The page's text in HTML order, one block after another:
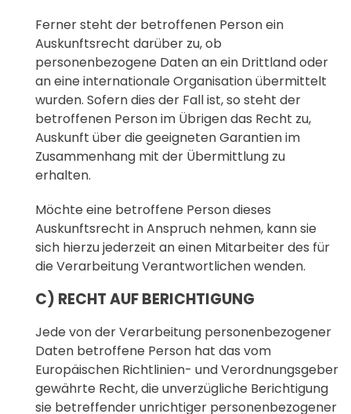
Ferner steht der betroffenen Person ein
Auskunftsrecht darüber zu, ob
personenbezogene Daten an ein Drittland oder
an eine internationale Organisation übermittelt
wurden. Sofern dies der Fall ist, so steht der
betroffenen Person im Übrigen das Recht zu,
Auskunft über die geeigneten Garantien im
Zusammenhang mit der Übermittlung zu
erhalten.
Möchte eine betroffene Person dieses
Auskunftsrecht in Anspruch nehmen, kann sie
sich hierzu jederzeit an einen Mitarbeiter des für
die Verarbeitung Verantwortlichen wenden.
C) RECHT AUF BERICHTIGUNG
Jede von der Verarbeitung personenbezogener
Daten betroffene Person hat das vom
Europäischen Richtlinien- und Verordnungsgeber
gewährte Recht, die unverzügliche Berichtigung
sie betreffender unrichtiger personenbezogener